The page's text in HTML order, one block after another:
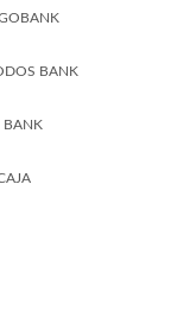
BANK
BANK